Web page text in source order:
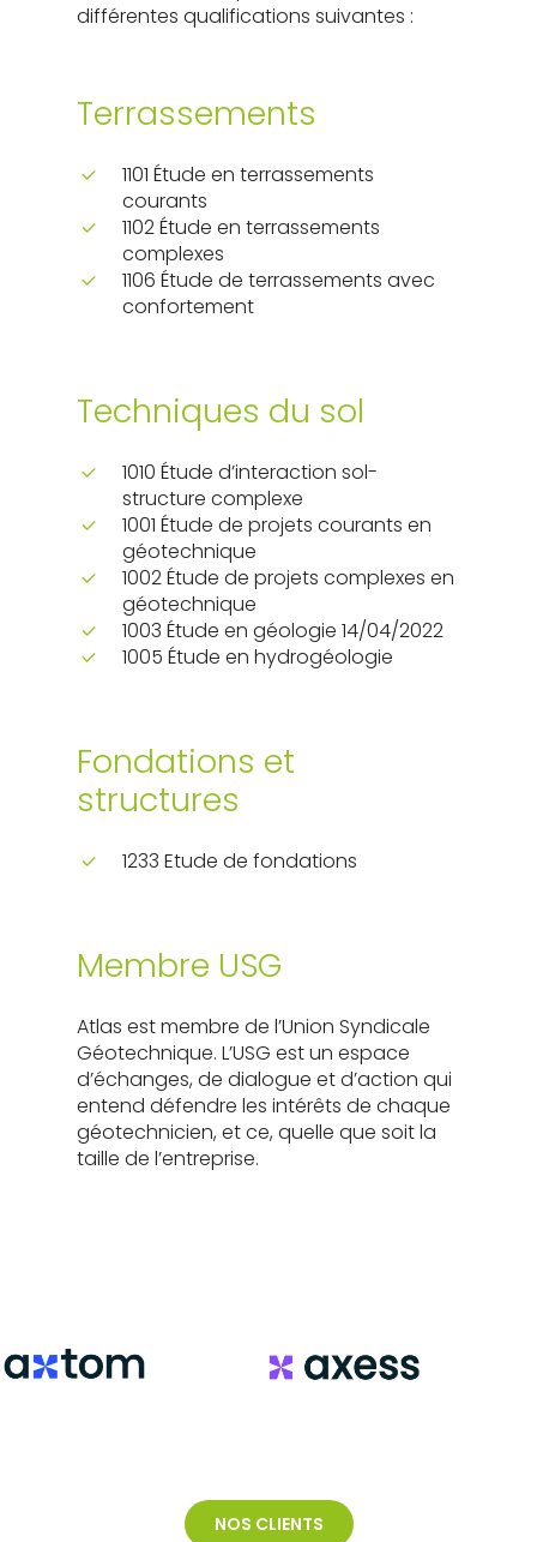
différentes qualifications suivantes :
Terrassements
1101 Étude en terrassements
courants
1102 Étude en terrassements
complexes
1106 Étude de terrassements avec
confortement
Techniques du sol
1010 Étude d’interaction sol-
structure complexe
1001 Étude de projets courants en
géotechnique
1002 Étude de projets complexes en
géotechnique
1003 Étude en géologie 14/04/2022
1005 Étude en hydrogéologie
Fondations et
structures
1233 Etude de fondations
Membre USG
Atlas est membre de l’Union Syndicale
Géotechnique. L’USG est un espace
d’échanges, de dialogue et d’action qui
entend défendre les intérêts de chaque
géotechnicien, et ce, quelle que soit la
taille de l’entreprise.
NOS CLIENTS